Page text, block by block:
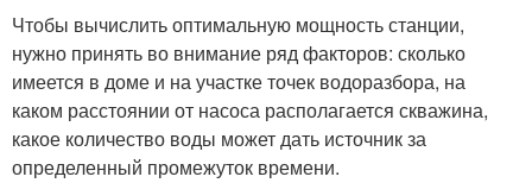
Чтобы вычислить оптимальную мощность станции,
нужно принять во внимание ряд факторов: сколько
имеется в доме и на участке точек водоразбора, на
каком расстоянии от насоса располагается скважина,
какое количество воды может дать источник за
определенный промежуток времени.